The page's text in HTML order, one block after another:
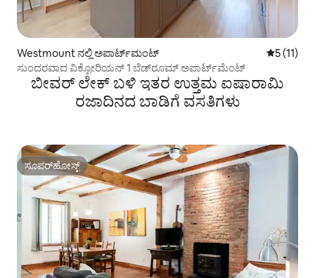
Westmount ನಲ್ಲಿ ಅಪಾರ್ಟ್‌ಮಂಟ್ 5 ರಲ್ಲಿ 5
5 (11)
ಸುಂದರವಾದ ವಿಕ್ಟೋರಿಯನ್ 1 ಬೆಡ್‌ರೂಮ್ ಅಪಾರ್ಟ್‌ಮೆಂಟ್
ಬೀವರ್ ಲೇಕ್ ಬಳಿ ಇತರ ಉತ್ತಮ ಐಷಾರಾಮಿ
ರಜಾದಿನದ ಬಾಡಿಗೆ ವಸತಿಗಳು
ಸೂಪರ್‌ಹೋಸ್ಟ್
ಸೂಪರ್‌ಹೋಸ್ಟ್